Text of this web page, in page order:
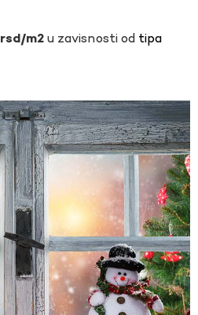
rsd u zavisnosti od tipa